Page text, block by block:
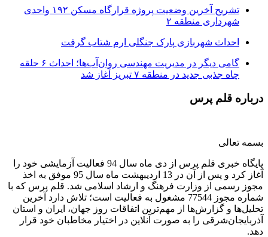
تشریح آخرین وضعیت پروژه قرارگاه مسکن ۱۹۲ واحدی
شهرداری منطقه ۲
احداث شهربازی پارک جنگلی ارم شتاب گرفت
گامی دیگر در مدیریت مهندسی روان‌آب‌ها؛ احداث ۶ حلقه
چاه جذبی جدید در منطقه ۷ تبریز آغاز شد
درباره قلم پرس
بسمه تعالی
پایگاه خبری قلم پرس از دی ماه سال 94 فعالیت آزمایشی خود را
آغاز کرد و پس از آن در 13 اردیبهشت ماه سال 95 موفق به اخذ
مجوز رسمی از وزارت فرهنگ و ارشاد اسلامی شد. قلم پرس که با
شماره مجوز 77544 مشغول به فعالیت است؛ تلاش دارد آخرین
تحلیل‌ها و گزارش‌ها از مهم‌ترین اتفاقات روز جهان، ایران و استان
آذربایجان‌شرقی را به صورت آنلاین در اختیار مخاطبان خود قرار
دهد.